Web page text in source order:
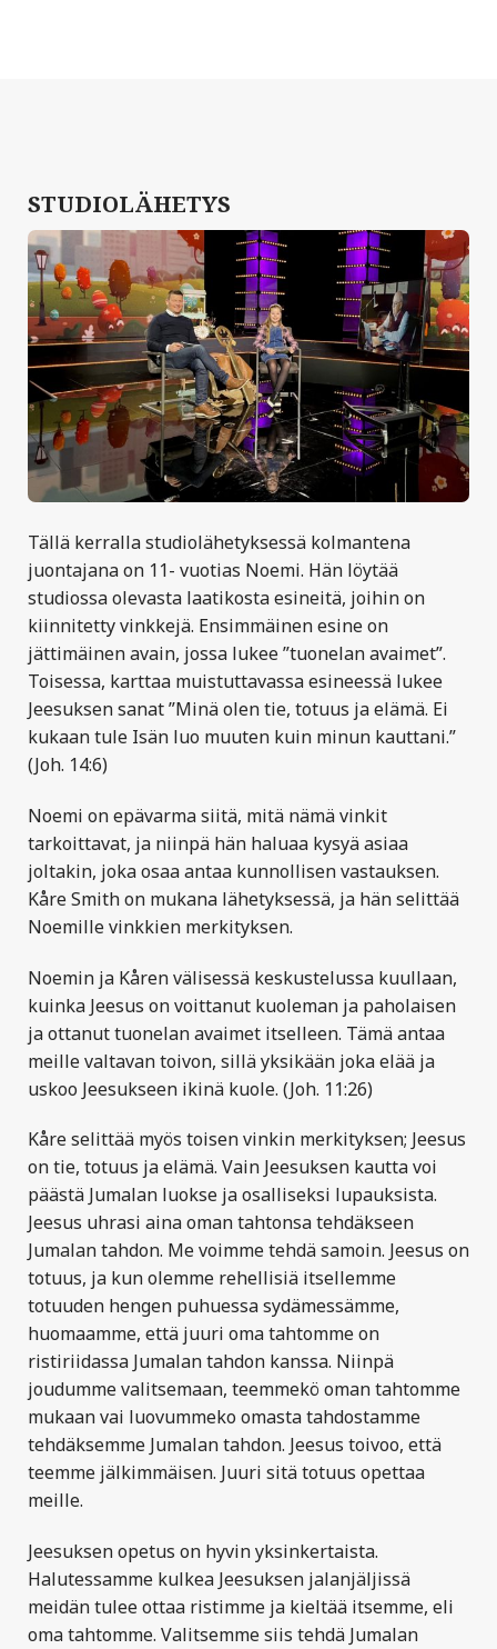
STUDIOLÄHETYS
Tällä kerralla studiolähetyksessä kolmantena
juontajana on 11- vuotias Noemi. Hän löytää
studiossa olevasta laatikosta esineitä, joihin on
kiinnitetty vinkkejä. Ensimmäinen esine on
jättimäinen avain, jossa lukee ”tuonelan avaimet”.
Toisessa, karttaa muistuttavassa esineessä lukee
Jeesuksen sanat ”Minä olen tie, totuus ja elämä. Ei
kukaan tule Isän luo muuten kuin minun kauttani.”
(Joh. 14:6)
Noemi on epävarma siitä, mitä nämä vinkit
tarkoittavat, ja niinpä hän haluaa kysyä asiaa
joltakin, joka osaa antaa kunnollisen vastauksen.
Kåre Smith on mukana lähetyksessä, ja hän selittää
Noemille vinkkien merkityksen.
Noemin ja Kåren välisessä keskustelussa kuullaan,
kuinka Jeesus on voittanut kuoleman ja paholaisen
ja ottanut tuonelan avaimet itselleen. Tämä antaa
meille valtavan toivon, sillä yksikään joka elää ja
uskoo Jeesukseen ikinä kuole. (Joh. 11:26)
Kåre selittää myös toisen vinkin merkityksen; Jeesus
on tie, totuus ja elämä. Vain Jeesuksen kautta voi
päästä Jumalan luokse ja osalliseksi lupauksista.
Jeesus uhrasi aina oman tahtonsa tehdäkseen
Jumalan tahdon. Me voimme tehdä samoin. Jeesus on
totuus, ja kun olemme rehellisiä itsellemme
totuuden hengen puhuessa sydämessämme,
huomaamme, että juuri oma tahtomme on
ristiriidassa Jumalan tahdon kanssa. Niinpä
joudumme valitsemaan, teemmekö oman tahtomme
mukaan vai luovummeko omasta tahdostamme
tehdäksemme Jumalan tahdon. Jeesus toivoo, että
teemme jälkimmäisen. Juuri sitä totuus opettaa
meille.
Jeesuksen opetus on hyvin yksinkertaista.
Halutessamme kulkea Jeesuksen jalanjäljissä
meidän tulee ottaa ristimme ja kieltää itsemme, eli
oma tahtomme. Valitsemme siis tehdä Jumalan